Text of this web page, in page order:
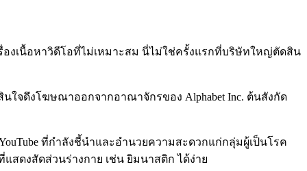
เรื่องเนื้อหาวิดีโอที่ไม่เหมาะสม นี่ไม่ใช่ครั้งแรกที่บริษัทใหญ่ตัดสิน
สินใจดึงโฆษณาออกจากอาณาจักรของ Alphabet Inc. ต้นสังกัด
ที่กำลังชี้นำและอำนวยความสะดวกแก่กลุ่มผู้เป็นโรค
สดงสัดส่วนร่างกาย เช่น ยิมนาสติก ได้ง่าย